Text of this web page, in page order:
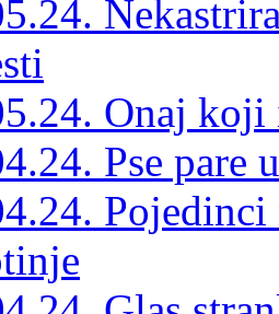
Onaj koji
Pse pare